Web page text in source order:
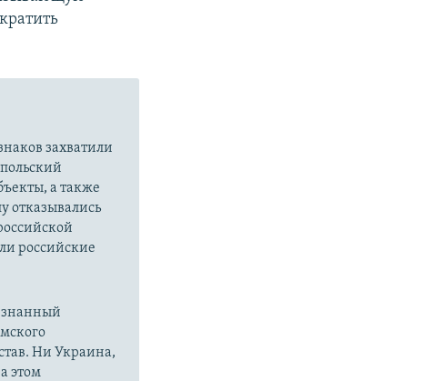
захватили
а также
отказывались
российские
Ни Украина,
этом